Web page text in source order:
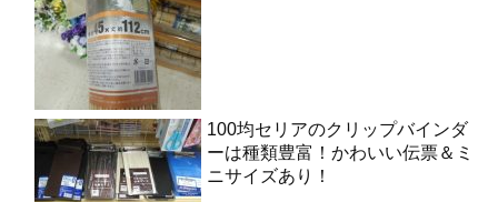
100均セリアのクリップバインダ
ーは種類豊富！かわいい伝票＆ミ
ニサイズあり！